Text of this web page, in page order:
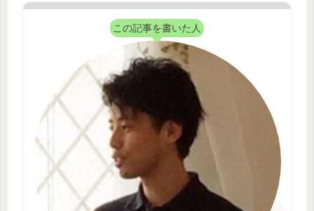
この記事を書いた人